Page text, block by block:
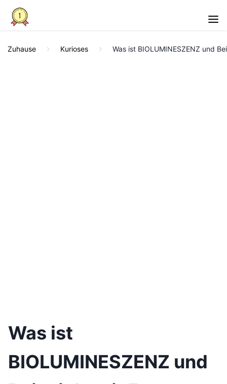
Zuhause Kurioses Was ist BIOLUMINESZENZ und
Was ist
BIOLUMINESZENZ und